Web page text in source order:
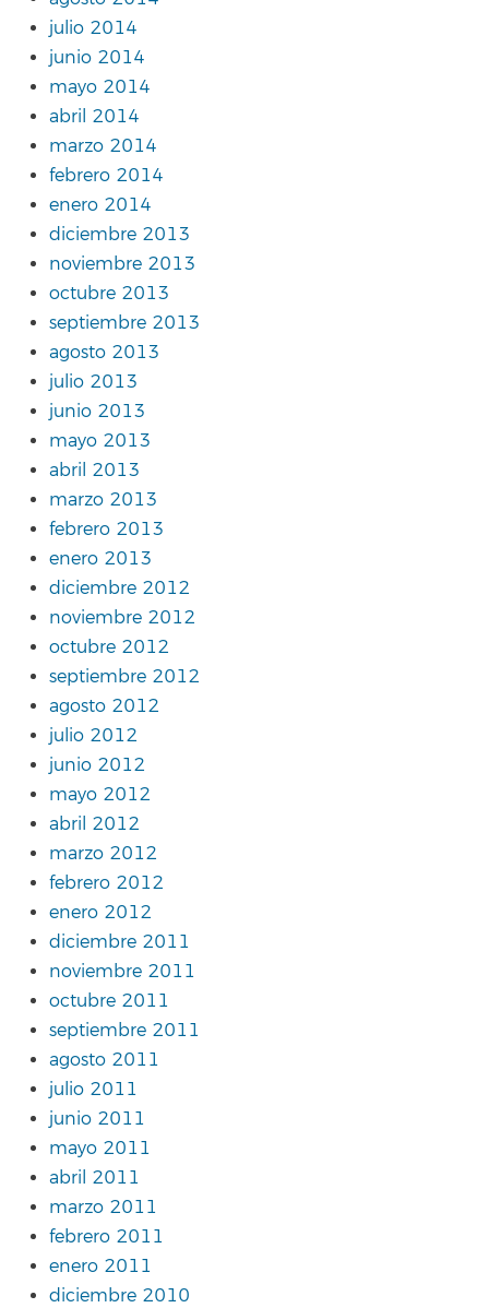
julio 2014
junio 2014
mayo 2014
abril 2014
marzo 2014
febrero 2014
enero 2014
diciembre 2013
noviembre 2013
octubre 2013
septiembre 2013
agosto 2013
julio 2013
junio 2013
mayo 2013
abril 2013
marzo 2013
febrero 2013
enero 2013
diciembre 2012
noviembre 2012
octubre 2012
septiembre 2012
agosto 2012
julio 2012
junio 2012
mayo 2012
abril 2012
marzo 2012
febrero 2012
enero 2012
diciembre 2011
noviembre 2011
octubre 2011
septiembre 2011
agosto 2011
julio 2011
junio 2011
mayo 2011
abril 2011
marzo 2011
febrero 2011
enero 2011
diciembre 2010